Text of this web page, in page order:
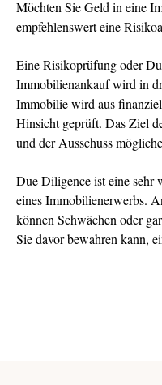
Möchten Sie Geld in eine
empfehlenswert eine
Eine Risikoprüfung oder
Immobilienankauf wird in
Immobilie wird aus
Hinsicht geprüft. Das Ziel
und der Ausschuss
Due Diligence ist eine sehr
eines Immobilienerwerbs.
können Schwächen oder
Sie davor bewahren kann,